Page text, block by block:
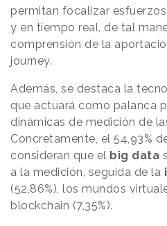
permitan focalizar
y en tiempo real, de tal
comprensión de la
journey.
Además, se destaca la
que actuará como palanca
dinámicas de medición de
Concretamente, el 54,93%
consideran que el big data
a la medición, seguida de la
(52,86%), los mundos
blockchain (7,35%).